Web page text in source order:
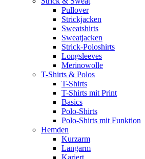
Pullover
Strickjacken
Sweatshirts
Sweatjacken
Strick-Poloshirts
Longsleeves
Merinowolle
T-Shirts & Polos
T-Shirts
T-Shirts mit Print
Basics
Polo-Shirts
Polo-Shirts mit Funktion
Hemden
Kurzarm
Langarm
Kariert